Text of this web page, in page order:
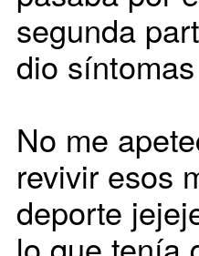
segunda
dio
No me
revivir esos
deporte